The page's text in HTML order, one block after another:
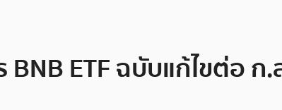
BNB ETF ฉบับแก้ไขต่อ